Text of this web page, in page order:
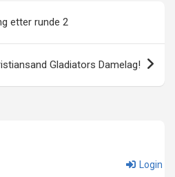
etter runde 2
Gladiators Damelag!
Login